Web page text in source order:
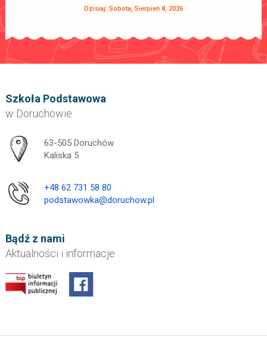
Dzisiaj: Sobota, Sierpień 8, 2026
Szkoła Podstawowa
w Doruchowie
Adres pocztowy:
63-505 Doruchów
Kaliska 5
+48 62 731 58 80
podstawowka@doruchow.pl
Bądź z nami
Aktualności i informacje